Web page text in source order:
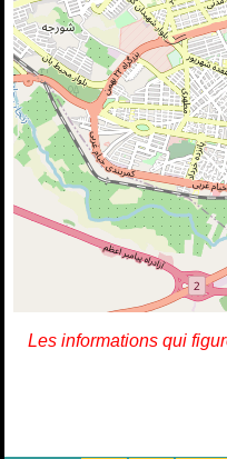
Les informations qui